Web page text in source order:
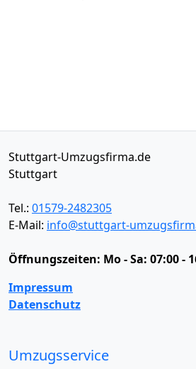
Stuttgart-Umzugsfirma.de
Stuttgart
Tel.: 01579-2482305
E-Mail: info@stuttgart-
Öffnungszeiten: Mo - Sa: 07:00 -
Impressum
Datenschutz
Umzugsservice